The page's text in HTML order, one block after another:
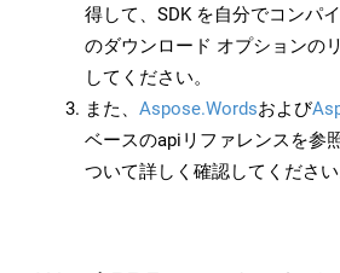
得して、SDK を自分でコンパ
のダウンロード オプションの
してください。
また、 Aspose.Wordsおよび
ベースのapiリファレンスを参
ついて詳しく確認してください